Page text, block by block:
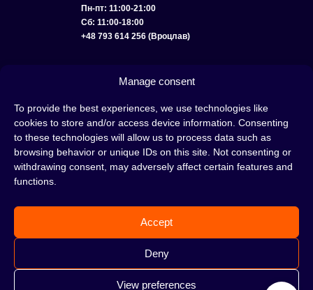
Manage consent
To provide the best experiences, we use technologies like
cookies to store and/or access device information. Consenting
to these technologies will allow us to process data such as
browsing behavior or unique IDs on this site. Not consenting or
withdrawing consent, may adversely affect certain features and
functions.
Accept
Deny
View preferences
Пн-пт: 11:00-21:00
Сб: 11:00-18:00
+48 793 614 256 (Вроцлав)
УСЛОВИЯ ИСПОЛЬЗОВАНИЯ ПОЛИТИКА COOKIE
Кальян — это отличная идея для вечера, проведенного с друзьями или в
одиночестве; это интересный ритуал, который покорил сердца многих людей.
Несмотря на то, знакомы тебе слова «кальян» или «кальянный табак» или
нет, это место идеально подходит для тебя!
е жди, а сразу отправляйся в наш
кальянный магазин и совершай покупки.